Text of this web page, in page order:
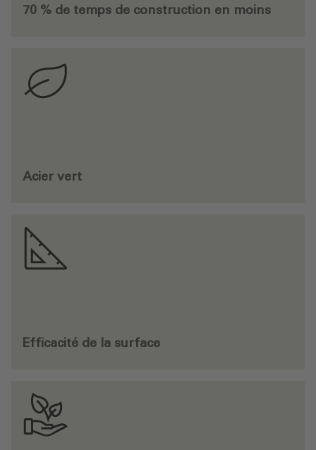
70 % de temps de construction en moins
Acier vert
Efficacité de la surface